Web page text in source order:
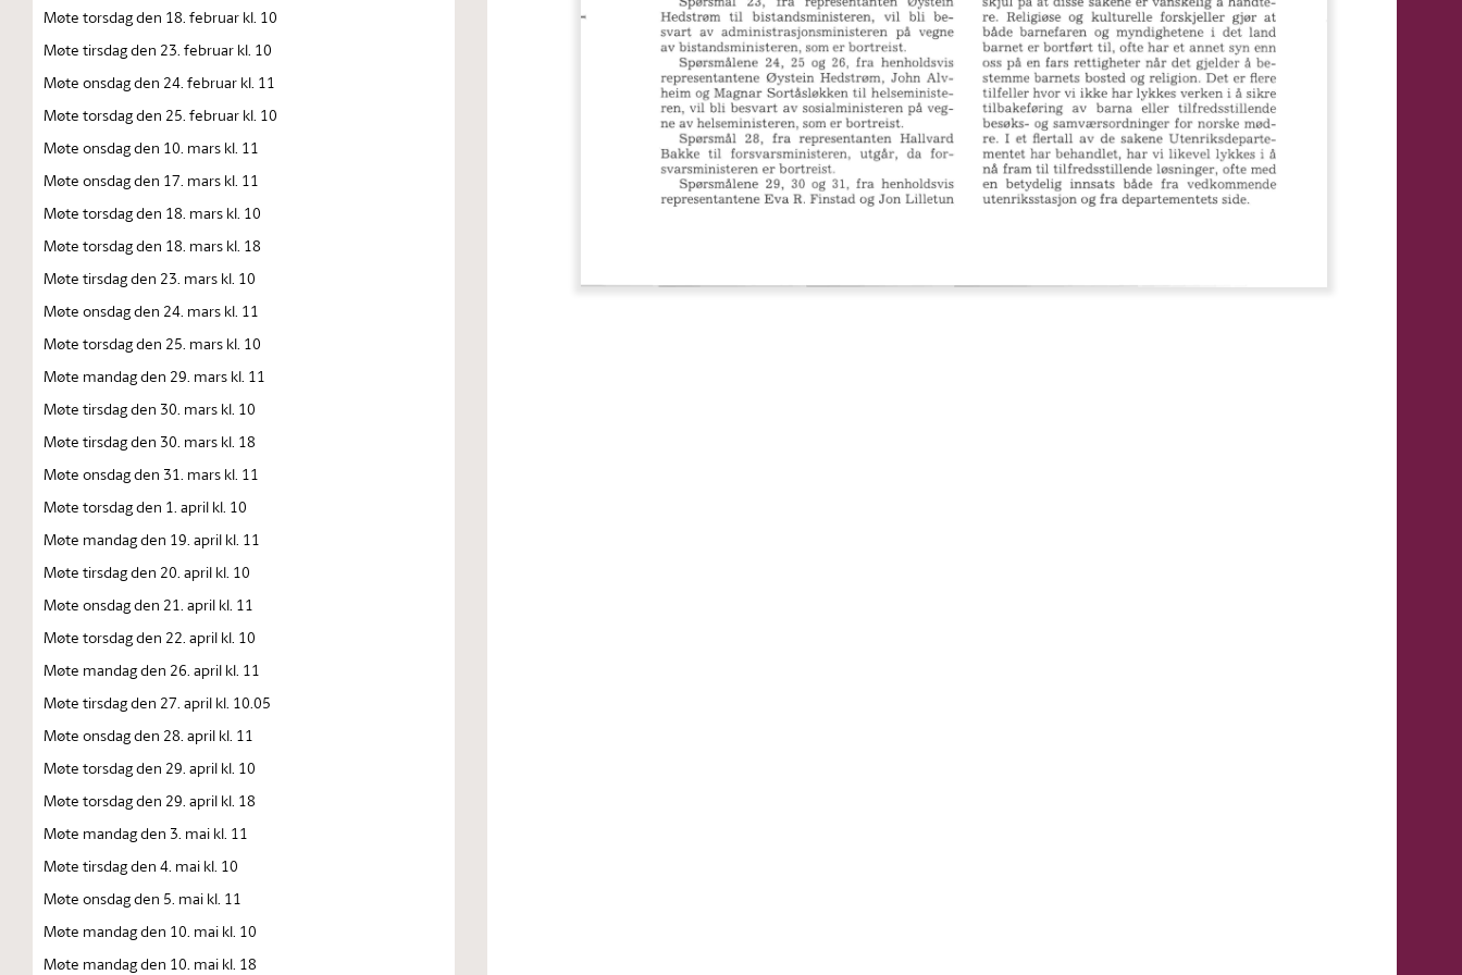
Møte torsdag den 18. februar kl. 10
Møte tirsdag den 23. februar kl. 10
Møte onsdag den 24. februar kl. 11
Møte torsdag den 25. februar kl. 10
Møte onsdag den 10. mars kl. 11
Møte onsdag den 17. mars kl. 11
Møte torsdag den 18. mars kl. 10
Møte torsdag den 18. mars kl. 18
Møte tirsdag den 23. mars kl. 10
Møte onsdag den 24. mars kl. 11
Møte torsdag den 25. mars kl. 10
Møte mandag den 29. mars kl. 11
Møte tirsdag den 30. mars kl. 10
Møte tirsdag den 30. mars kl. 18
Møte onsdag den 31. mars kl. 11
Møte torsdag den 1. april kl. 10
Møte mandag den 19. april kl. 11
Møte tirsdag den 20. april kl. 10
Møte onsdag den 21. april kl. 11
Møte torsdag den 22. april kl. 10
Møte mandag den 26. april kl. 11
Møte tirsdag den 27. april kl. 10.05
Møte onsdag den 28. april kl. 11
Møte torsdag den 29. april kl. 10
Møte torsdag den 29. april kl. 18
Møte mandag den 3. mai kl. 11
Møte tirsdag den 4. mai kl. 10
Møte onsdag den 5. mai kl. 11
Møte mandag den 10. mai kl. 10
Møte mandag den 10. mai kl. 18